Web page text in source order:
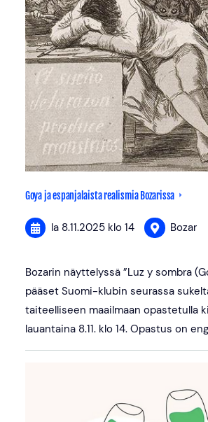
Goya ja espanjalaista realismia Bozarissa
la 8.11.2025 klo 14 Bozar
Bozarin näyttelyssä ”Luz y sombra
pääset Suomi-klubin seurassa
taiteelliseen maailmaan opastetulla
lauantaina 8.11. klo 14. Opastus on